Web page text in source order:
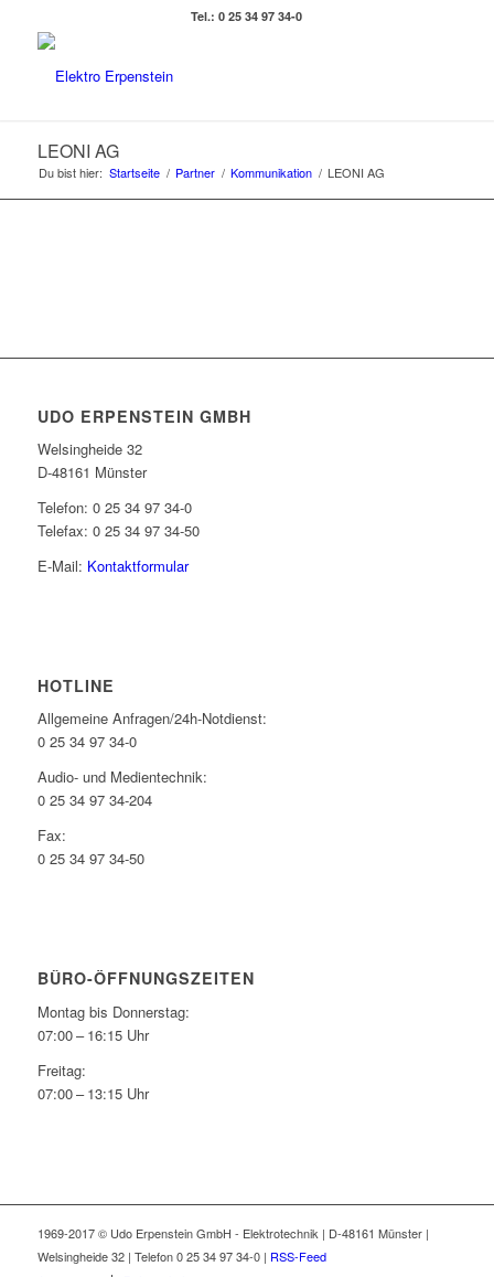
Tel.: 0 25 34 97 34-0
LEONI AG
Du bist hier: Startseite / Partner / Kommunikation / LEONI AG
UDO ERPENSTEIN GMBH
Welsingheide 32
D-48161 Münster
Telefon: 0 25 34 97 34-0
Telefax: 0 25 34 97 34-50
E-Mail: Kontaktformular
HOTLINE
Allgemeine Anfragen/24h-Notdienst:
0 25 34 97 34-0
Audio- und Medientechnik:
0 25 34 97 34-204
Fax:
0 25 34 97 34-50
BÜRO-ÖFFNUNGSZEITEN
Montag bis Donnerstag:
07:00 – 16:15 Uhr
Freitag:
07:00 – 13:15 Uhr
1969-2017 © Udo Erpenstein GmbH - Elektrotechnik | D-48161 Münster |
Welsingheide 32 | Telefon 0 25 34 97 34-0 | RSS-Feed